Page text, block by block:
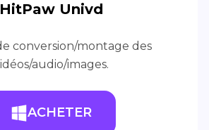
HitPaw Univd
conversion/montage des
audio/images.
ACHETER